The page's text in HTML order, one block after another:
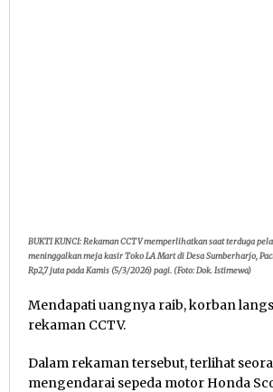
BUKTI KUNCI: Rekaman CCTV memperlihatkan saat terduga
meninggalkan meja kasir Toko LA Mart di Desa Sumberharjo,
Rp2,7 juta pada Kamis (5/3/2026) pagi. (Foto: Dok. Istimewa)
Mendapati uangnya raib, korban
rekaman CCTV.
Dalam rekaman tersebut, terlihat
mengendarai sepeda motor Honda